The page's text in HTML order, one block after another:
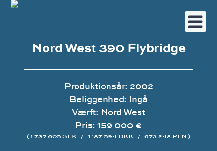
Nord West 390 Flybridge
Produktionsår: 2002
Beliggenhed: Ingå
Værft: Nord West
Pris: 159 000 €
( 1 737 605 SEK / 1 187 594 DKK / 673 248 PLN )